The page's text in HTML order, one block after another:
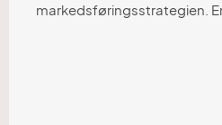
markedsføringsstrategien. Er